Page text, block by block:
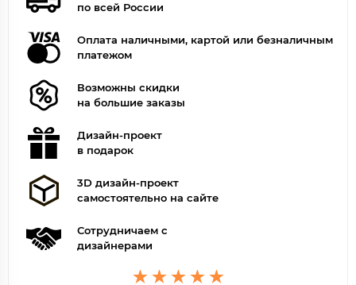
по всей России
Оплата наличными, картой или безналичным
платежом
Возможны скидки
на большие заказы
Дизайн-проект
в подарок
3D дизайн-проект
самостоятельно на сайте
Сотрудничаем с
дизайнерами